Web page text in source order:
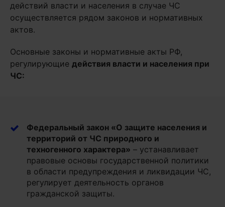
действий власти и населения в случае ЧС
осуществляется рядом законов и нормативных
актов.
Основные законы и нормативные акты РФ,
регулирующие действия власти и населения при
ЧС:
Федеральный закон «О защите населения и
территорий от ЧС природного и
техногенного характера» – устанавливает
правовые основы государственной политики
в области предупреждения и ликвидации ЧС,
регулирует деятельность органов
гражданской защиты.